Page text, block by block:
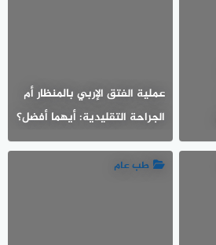
عملية الفتق الإربي بالمنظار أم
الجراحة التقليدية: أيهما أفضل؟
طب عام